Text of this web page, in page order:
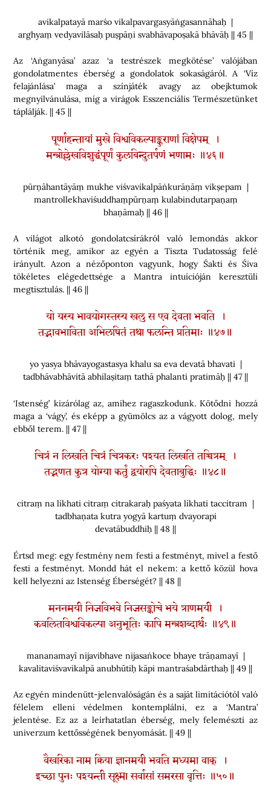
avikalpatayā marśo vikalpavargasyāṅgasannāhaḥ |
arghyaṃ vedyavilāsaḥ puṣpāṇi svabhāvapoṣakā bhāvāḥ || 45 ||
Az ‘Aṅganyāsa’ azaz ‘a testrészek megkötése’ valójában
gondolatmentes éberség a gondolatok sokaságáról. A ‘Víz
felajánlása’ maga a színjáték avagy az obejktumok
megnyilvánulása, míg a virágok Esszenciális Természetünket
táplálják. || 45 ||
पूर्णाहन्तायां मुखे विश्वविकल्पाङ्कुराणां विक्षेपम् ।
मन्त्रोल्लेखविशुद्धंपूर्णं कुलबिन्दुतर्पणं भणामः ॥४६॥
pūrṇāhantāyāṃ mukhe viśvavikalpāṅkurāṇāṃ vikṣepam |
mantrollekhaviśuddhaṃpūrṇaṃ kulabindutarpaṇaṃ
bhaṇāmaḥ || 46 ||
A világot alkotó gondolatcsírákról való lemondás akkor
történik meg, amikor az egyén a Tiszta Tudatosság felé
irányult. Azon a nézőponton vagyunk, hogy Śakti és Śiva
tökéletes elégedettsége a Mantra intuícióján keresztüli
megtisztulás. || 46 ||
यो यस्य भावयोगस्तस्य खलु स एव देवता भवति ।
तद्भावभाविता अभिलषितं तथा फलन्ति प्रतिमाः ॥४७॥
yo yasya bhāvayogastasya khalu sa eva devatā bhavati |
tadbhāvabhāvitā abhilaṣitaṃ tathā phalanti pratimāḥ || 47 ||
‘Istenség’ kizárólag az, amihez ragaszkodunk. Kötődni hozzá
maga a ‘vágy’, és eképp a gyümölcs az a vágyott dolog, mely
ebből terem. || 47 ||
चित्रं न लिखति चित्रं चित्रकरः पश्यत लिखति तच्चित्रम् ।
तद्भणत कुत्र योग्या कर्तुं द्वयोरपि देवताबुद्धिः ॥४८॥
citraṃ na likhati citraṃ citrakaraḥ paśyata likhati taccitram |
tadbhaṇata kutra yogyā kartuṃ dvayorapi
devatābuddhiḥ || 48 ||
Értsd meg: egy festmény nem festi a festményt, mivel a festő
festi a festményt. Mondd hát el nekem: a kettő közül hova
kell helyezni az Istenség Éberségét? || 48 ||
मननमयी निजविभवे निजसङ्कोचे भये त्राणमयी ।
कवलितविश्वविकल्पा अनुभूतिः कापि मन्त्रशब्दार्थः ॥४९॥
mananamayī nijavibhave nijasaṅkoce bhaye trāṇamayī |
kavalitaviśvavikalpā anubhūtiḥ kāpi mantraśabdārthaḥ || 49 ||
Az egyén mindenütt-jelenvalóságán és a saját limitációtól való
félelem elleni védelmen kontemplálni, ez a ‘Mantra’
jelentése. Ez az a leírhatatlan éberség, mely felemészti az
univerzum kettősségének benyomását. || 49 ||
वैखरिका नाम क्रिया ज्ञानमयी भवति मध्यमा वाक् ।
इच्छा पुनः पश्यन्ती सूक्ष्मा सर्वासां समरसा वृत्तिः ॥५०॥